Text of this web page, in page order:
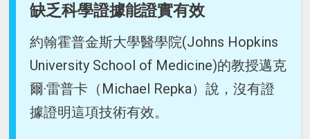
缺乏科學證據能證實有效
約翰霍普金斯大學醫學院(Johns Hopkins
University School of Medicine)的教授邁克
爾·雷普卡（Michael Repka）說，沒有證
據證明這項技術有效。